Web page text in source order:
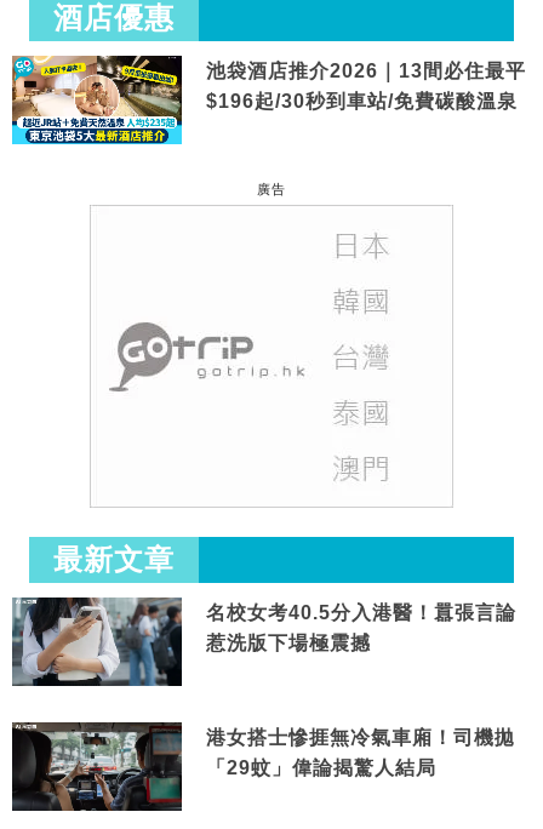
酒店優惠
池袋酒店推介2026｜13間必住最平
$196起/30秒到車站/免費碳酸溫泉
廣告
最新文章
名校女考40.5分入港醫！囂張言論
惹洗版下場極震撼
港女搭士慘捱無冷氣車廂！司機拋
「29蚊」偉論揭驚人結局